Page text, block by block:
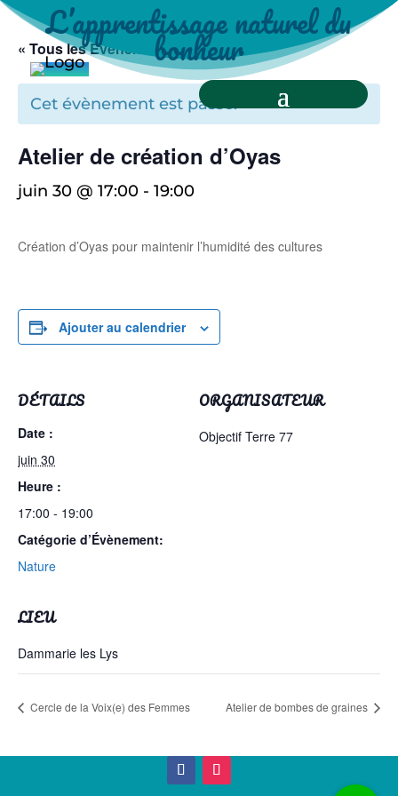
L’apprentissage naturel du
bonheur
« Tous les Évènements
Cet évènement est passé.
Atelier de création d’Oyas
juin 30 @ 17:00 - 19:00
Création d’Oyas pour maintenir l’humidité des cultures
Ajouter au calendrier
DÉTAILS
Date :
juin 30
Heure :
17:00 - 19:00
Catégorie d’Évènement:
Nature
ORGANISATEUR
Objectif Terre 77
LIEU
Dammarie les Lys
Cercle de la Voix(e) des Femmes Atelier de bombes de graines